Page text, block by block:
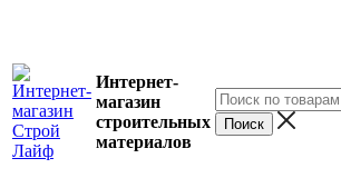
Интернет-
магазин
строительных
материалов